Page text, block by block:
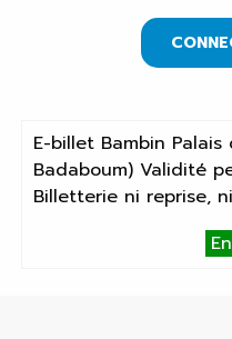
E-billet Bambin
Badaboum) Validité
Billetterie ni reprise,